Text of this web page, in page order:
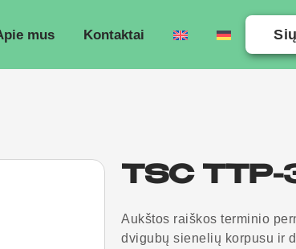
mus Kontaktai
TSC
Aukštos raiškos terminio
dvigubų sienelių korpusu ir